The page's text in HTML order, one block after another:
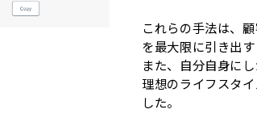
これらの手法は、
を最大限に引き出
また、自分自身に
理想のライフスタ
した。